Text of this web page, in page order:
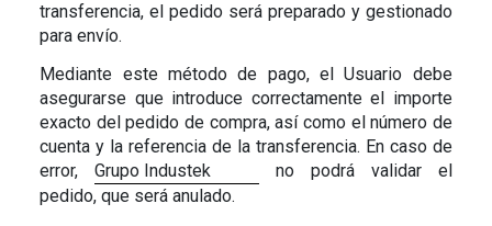
transferencia, el pedido será preparado y gestionado
para envío.
Mediante este método de pago, el Usuario debe
asegurarse que introduce correctamente el importe
exacto del pedido de compra, así como el número de
cuenta y la referencia de la transferencia. En caso de
error,Grupo Industek
no podrá validar el
pedido, que será anulado.